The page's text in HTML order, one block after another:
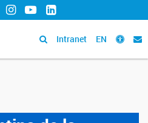
Instagram
YouTubeLinkedIn
Intranet EN